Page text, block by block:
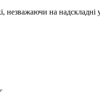
на надскладні